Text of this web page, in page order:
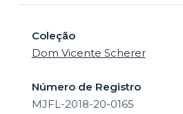
Coleção
Dom Vicente Scherer
Número de Registro
MJFL-2018-20-0165